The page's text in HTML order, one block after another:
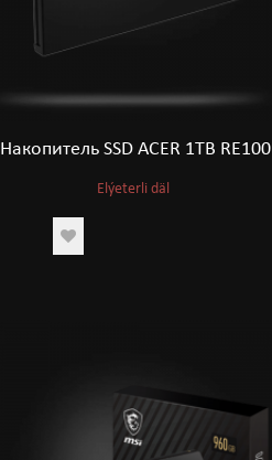
Накопитель SSD ACER 1TB RE100
Elýeterli däl